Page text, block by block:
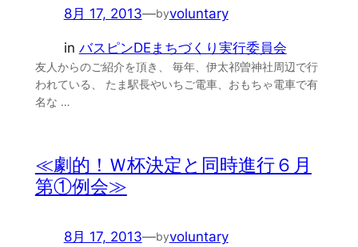
8月 17, 2013—byvoluntary
in バスピンDEまちづくり実行委員会
友人からのご紹介を頂き、 毎年、伊太祁曽神社周辺で行
われている、 たま駅長やいちご電車、おもちゃ電車で有
名な …
≪劇的！Ｗ杯決定と同時進行６月
第①例会≫
8月 17, 2013—byvoluntary